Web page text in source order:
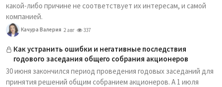
какой-либо причине не соответствует их интересам, и самой
компанией.
Качура Валерия 2 авг 337
Как устранить ошибки и негативные последствия
годового заседания общего собрания акционеров
30 июня закончился период проведения годовых заседаний для
принятия решений общим собранием акционеров. А 1 июля